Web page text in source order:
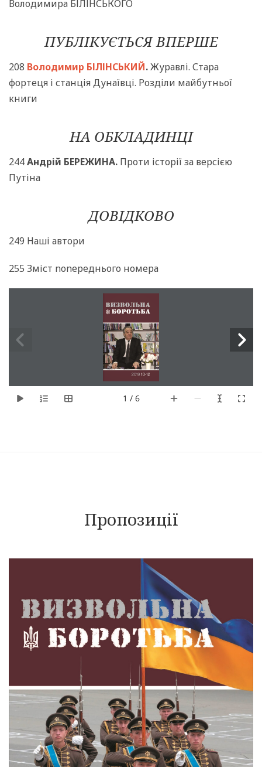
Володимира БІЛІНСЬКОГО
ПУБЛІКУЄТЬСЯ ВПЕРШЕ
208 Володимир БІЛІНСЬКИЙ.Журавлі. Стара
фортеця і станція Дунаївці. Розділи майбутньої
книги
НА ОБКЛАДИНЦІ
244Андрій БЕРЕЖИНА. Проти історії за версією
Путіна
ДОВІДКОВО
249 Наші автори
255 Зміст nonереднього номера
1 / 6
Пропозиції